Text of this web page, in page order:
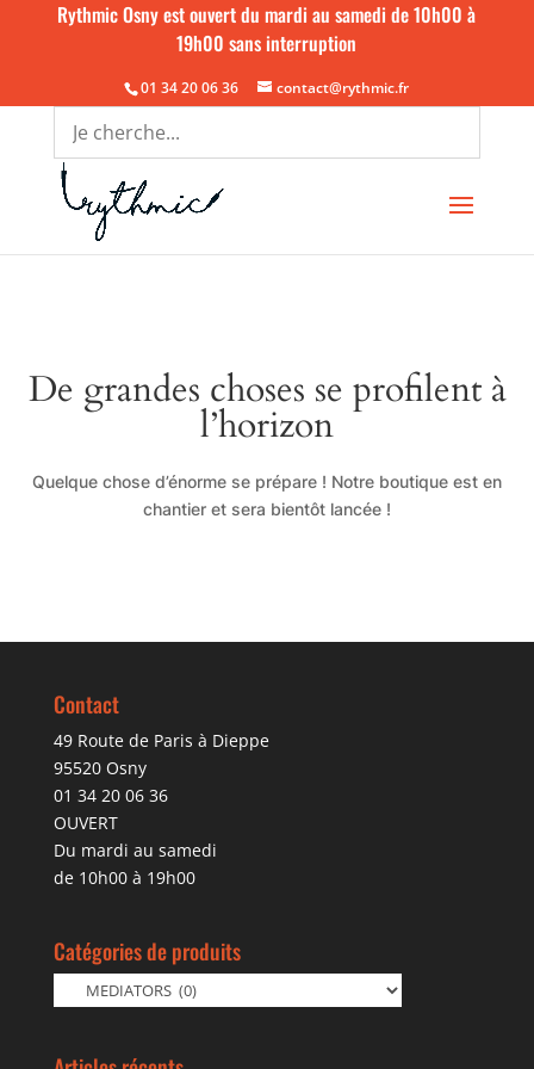
Rythmic Osny est ouvert du mardi au samedi de 10h00 à
19h00 sans interruption
01 34 20 06 36 contact@rythmic.fr
De grandes choses se profilent à
l’horizon
Quelque chose d’énorme se prépare ! Notre boutique est en
chantier et sera bientôt lancée !
Contact
49 Route de Paris à Dieppe
95520 Osny
01 34 20 06 36
OUVERT
Du mardi au samedi
de 10h00 à 19h00
Catégories de produits